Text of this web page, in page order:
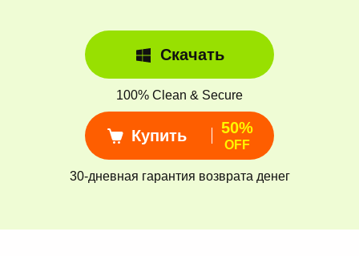
Скачать
100% Clean & Secure
Купить 50%
OFF
30-дневная гарантия возврата денег